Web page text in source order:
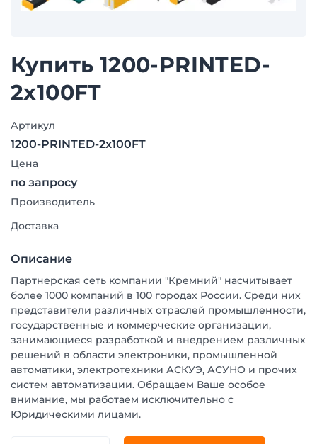
Купить 1200-PRINTED-
2x100FT
Артикул
1200-PRINTED-2x100FT
Цена
по запросу
Производитель
Доставка
Описание
Партнерская сеть компании "Кремний" насчитывает
более 1000 компаний в 100 городах России. Среди них
представители различных отраслей промышленности,
государственные и коммерческие организации,
занимающиеся разработкой и внедрением различных
решений в области электроники, промышленной
автоматики, электротехники АСКУЭ, АСУНО и прочих
систем автоматизации. Обращаем Ваше особое
внимание, мы работаем исключительно с
Юридическими лицами.